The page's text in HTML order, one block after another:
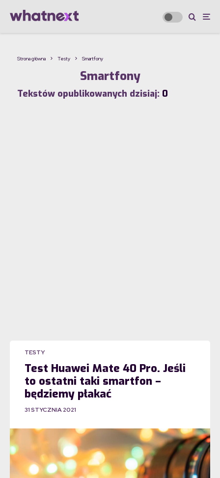
Strona główna Testy Smartfony
Smartfony
Tekstów opublikowanych dzisiaj: 0
TESTY
Test Huawei Mate 40 Pro. Jeśli
to ostatni taki smartfon –
będziemy płakać
31 STYCZNIA 2021